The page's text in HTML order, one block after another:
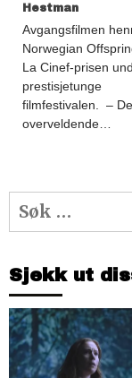
Hestman
Avgangsfilmen
Norwegian
La Cinef-prisen
prestisjetunge
filmfestivalen. –
overveldende…
Søk
etter:
Sjekk ut